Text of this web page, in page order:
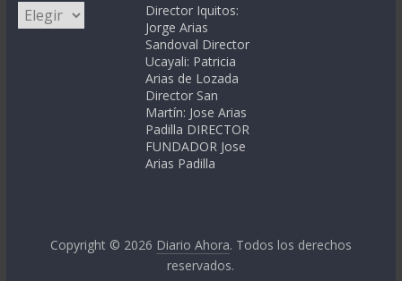
Categorías
Director Iquitos:
Jorge Arias
Sandoval Director
Ucayali: Patricia
Arias de Lozada
Director San
Martín: Jose Arias
Padilla DIRECTOR
FUNDADOR Jose
Arias Padilla
Copyright © 2026 Diario Ahora. Todos los derechos
reservados.